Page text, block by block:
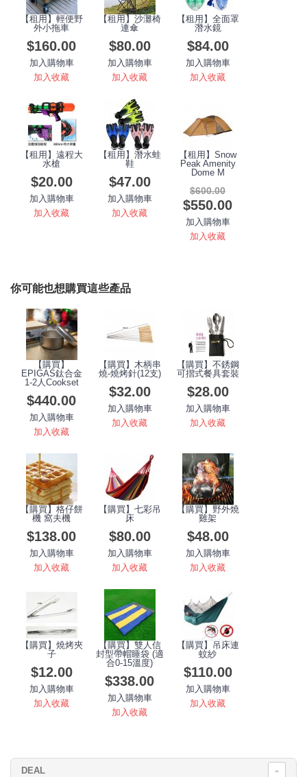
【租用】輕便野
外小拖車
$160.00
加入購物車
加入收藏
【租用】沙灘椅
連傘
$80.00
加入購物車
加入收藏
【租用】全面罩
潛水鏡
$84.00
加入購物車
加入收藏
【租用】遠程大
水槍
$20.00
加入購物車
加入收藏
【租用】潛水蛙
鞋
$47.00
加入購物車
加入收藏
【租用】Snow
Peak Amenity
Dome M
$600.00
$550.00
加入購物車
加入收藏
你可能也想購買這些產品
【購買】
EPIGAS鈦合金
1-2人Cookset
$440.00
加入購物車
加入收藏
【購買】木柄串
燒-燒烤針(12支)
$32.00
加入購物車
加入收藏
【購買】不銹鋼
可摺式餐具套裝
$28.00
加入購物車
加入收藏
【購買】格仔餅
機 窩夫機
$138.00
加入購物車
加入收藏
【購買】七彩吊
床
$80.00
加入購物車
加入收藏
【購買】野外燒
雞架
$48.00
加入購物車
加入收藏
【購買】燒烤夾
子
$12.00
加入購物車
加入收藏
【購買】雙人信
封型帶帽睡袋 (適
合0-15溫度)
$338.00
加入購物車
加入收藏
【購買】吊床連
蚊紗
$110.00
加入購物車
加入收藏
DEAL